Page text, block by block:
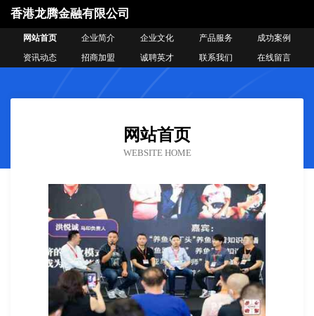
香港龙腾金融有限公司
网站首页 企业简介 企业文化 产品服务
成功案例
资讯动态
招商加盟 诚聘英才 联系我们 在线留言
网站首页
WEBSITE HOME